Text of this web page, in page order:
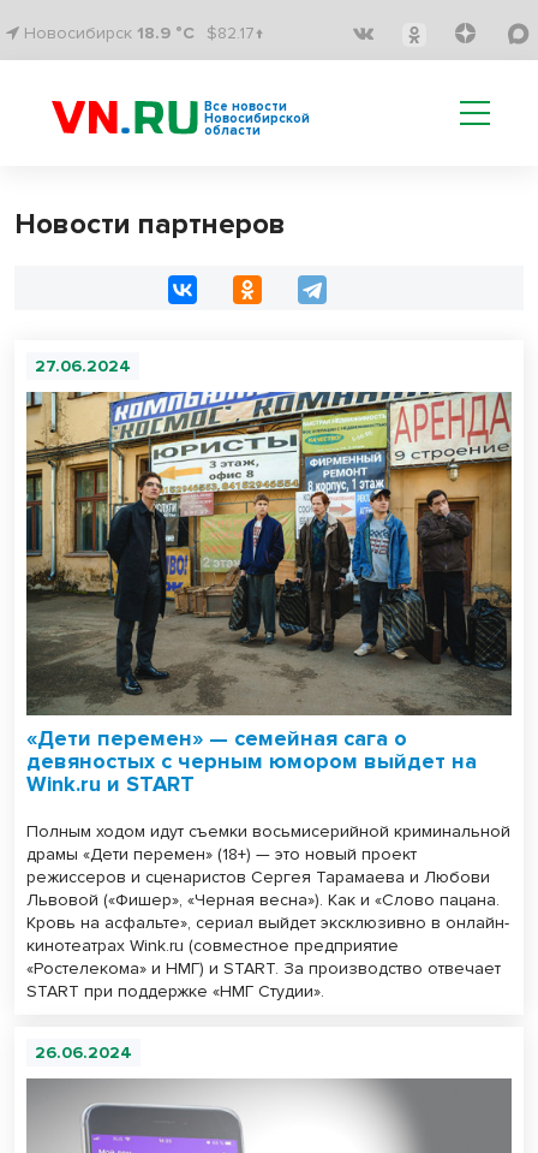
Новосибирск 18.9 °C $82.17↑
Все новости
Новосибирской
области
Новости партнеров
27.06.2024
«Дети перемен» — семейная сага о
девяностых с черным юмором выйдет на
Wink.ru и START
Полным ходом идут съемки восьмисерийной криминальной
драмы «Дети перемен» (18+) — это новый проект
режиссеров и сценаристов Сергея Тарамаева и Любови
Львовой («Фишер», «Черная весна»). Как и «Слово пацана.
Кровь на асфальте», сериал выйдет эксклюзивно в онлайн-
кинотеатрах Wink.ru (совместное предприятие
«Ростелекома» и НМГ) и START. За производство отвечает
START при поддержке «НМГ Студии».
26.06.2024